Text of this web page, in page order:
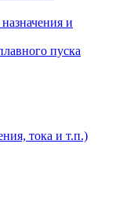
и
пуска
тока и т.п.)